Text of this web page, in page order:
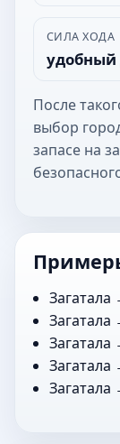
СИЛА ХОДА
удобный
После
выбор
запасе на